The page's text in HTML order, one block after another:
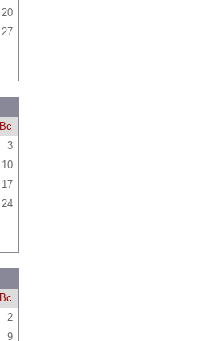
20
27
Вс
3
10
17
24
Вс
2
9